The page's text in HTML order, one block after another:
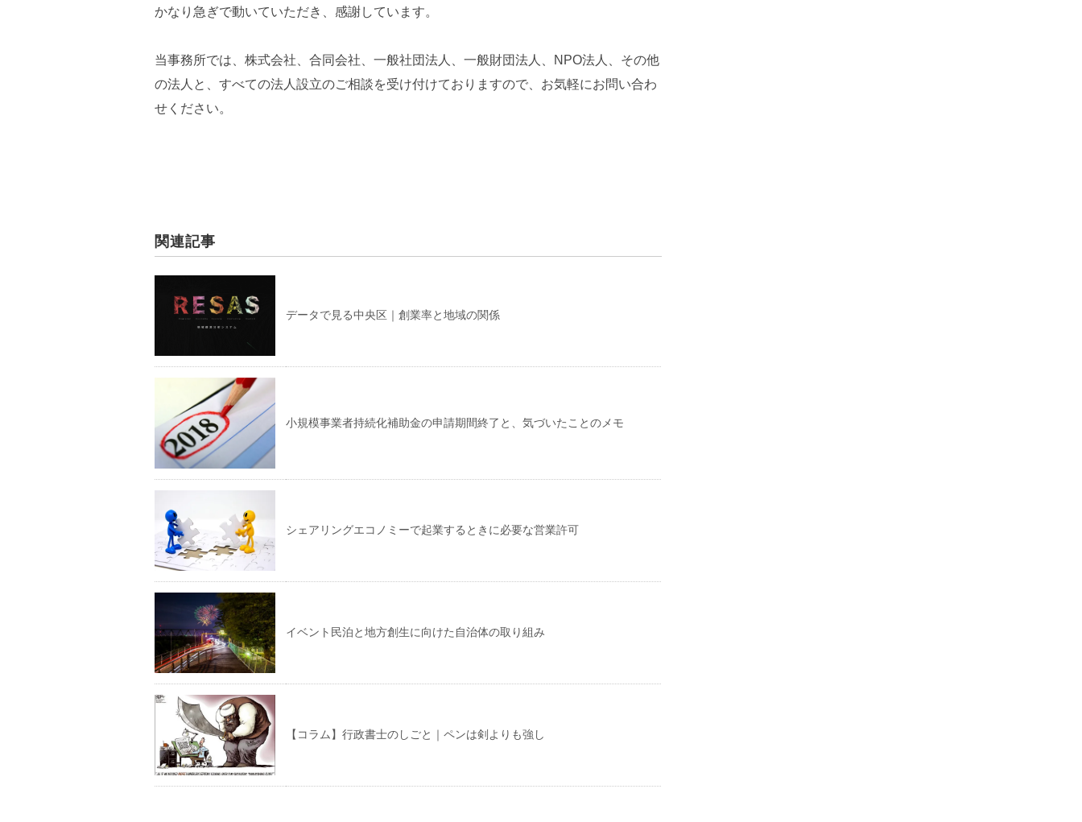
かなり急ぎで動いていただき、感謝しています。
当事務所では、株式会社、合同会社、一般社団法人、一般財団法人、NPO法人、その他
の法人と、すべての法人設立のご相談を受け付けておりますので、お気軽にお問い合わ
せください。
関連記事
データで見る中央区｜創業率と地域の関係
小規模事業者持続化補助金の申請期間終了と、気づいたことのメモ
シェアリングエコノミーで起業するときに必要な営業許可
イベント民泊と地方創生に向けた自治体の取り組み
【コラム】行政書士のしごと｜ペンは剣よりも強し